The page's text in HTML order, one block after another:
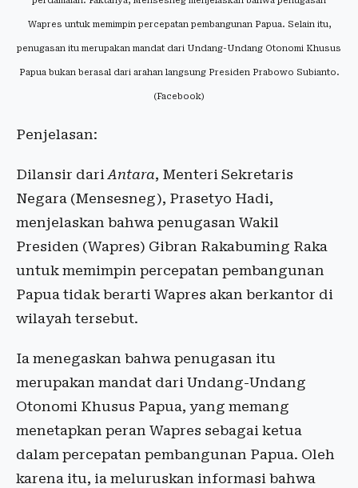
Wapres untuk memimpin percepatan pembangunan Papua. Selain itu,
penugasan itu merupakan mandat dari Undang-Undang Otonomi Khusus
Papua bukan berasal dari arahan langsung Presiden Prabowo Subianto.
(Facebook)
Penjelasan:
Dilansir dariAntara, Menteri Sekretaris
Negara (Mensesneg), Prasetyo Hadi,
menjelaskan bahwa penugasan Wakil
Presiden (Wapres) Gibran Rakabuming Raka
untuk memimpin percepatan pembangunan
Papua tidak berarti Wapres akan berkantor di
wilayah tersebut.
Ia menegaskan bahwa penugasan itu
merupakan mandat dari Undang-Undang
Otonomi Khusus Papua, yang memang
menetapkan peran Wapres sebagai ketua
dalam percepatan pembangunan Papua. Oleh
karena itu, ia meluruskan informasi bahwa